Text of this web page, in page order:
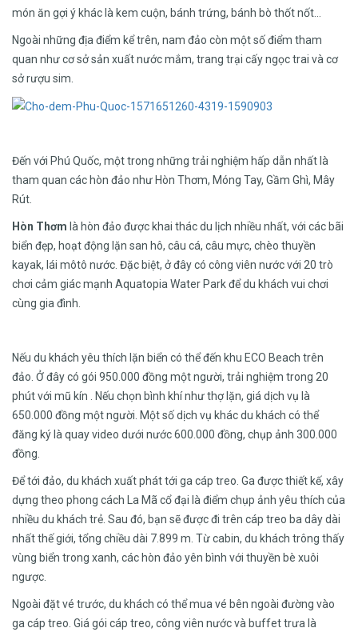
món ăn gợi ý khác là kem cuộn, bánh trứng, bánh bò thốt nốt…
Ngoài những địa điểm kể trên, nam đảo còn một số điểm tham
quan như cơ sở sản xuất nước mắm, trang trại cấy ngọc trai và cơ
sở rượu sim.
Đến với Phú Quốc, một trong những trải nghiệm hấp dẫn nhất là
tham quan các hòn đảo như Hòn Thơm, Móng Tay, Gầm Ghì, Mây
Rút.
Hòn Thơm là hòn đảo được khai thác du lịch nhiều nhất, với các bãi
biển đẹp, hoạt động lặn san hô, câu cá, câu mực, chèo thuyền
kayak, lái môtô nước. Đặc biệt, ở đây có công viên nước với 20 trò
chơi cảm giác mạnh Aquatopia Water Park để du khách vui chơi
cùng gia đình.
Nếu du khách yêu thích lặn biển có thể đến khu ECO Beach trên
đảo. Ở đây có gói 950.000 đồng một người, trải nghiệm trong 20
phút với mũ kín . Nếu chọn bình khí như thợ lặn, giá dịch vụ là
650.000 đồng một người. Một số dịch vụ khác du khách có thể
đăng ký là quay video dưới nước 600.000 đồng, chụp ảnh 300.000
đồng.
Để tới đảo, du khách xuất phát tới ga cáp treo. Ga được thiết kế, xây
dựng theo phong cách La Mã cổ đại là điểm chụp ảnh yêu thích của
nhiều du khách trẻ. Sau đó, bạn sẽ được đi trên cáp treo ba dây dài
nhất thế giới, tổng chiều dài 7.899 m. Từ cabin, du khách trông thấy
vùng biển trong xanh, các hòn đảo yên bình với thuyền bè xuôi
ngược.
Ngoài đặt vé trước, du khách có thể mua vé bên ngoài đường vào
ga cáp treo. Giá gói cáp treo, công viên nước và buffet trưa là